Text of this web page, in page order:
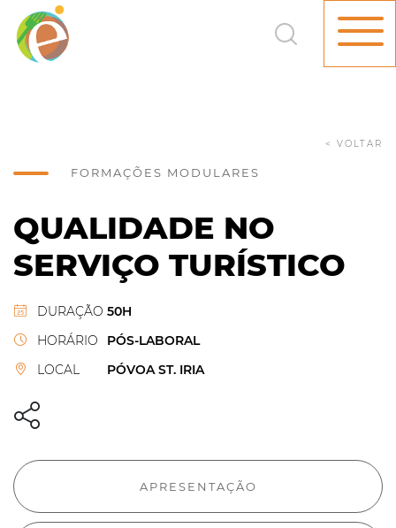
FORMAÇÕES MODULARES
< VOLTAR
QUALIDADE NO
SERVIÇO TURÍSTICO
DURAÇÃO 50H
HORÁRIO
PÓS-LABORAL
LOCAL
PÓVOA ST. IRIA
APRESENTAÇÃO